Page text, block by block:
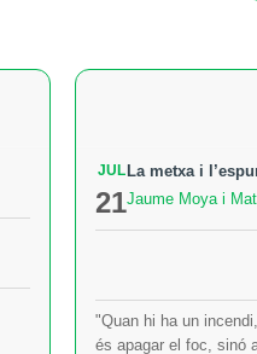
JUL
21
La metxa i
Jaume Moya i
"Quan hi ha un
és apagar el foc, sinó